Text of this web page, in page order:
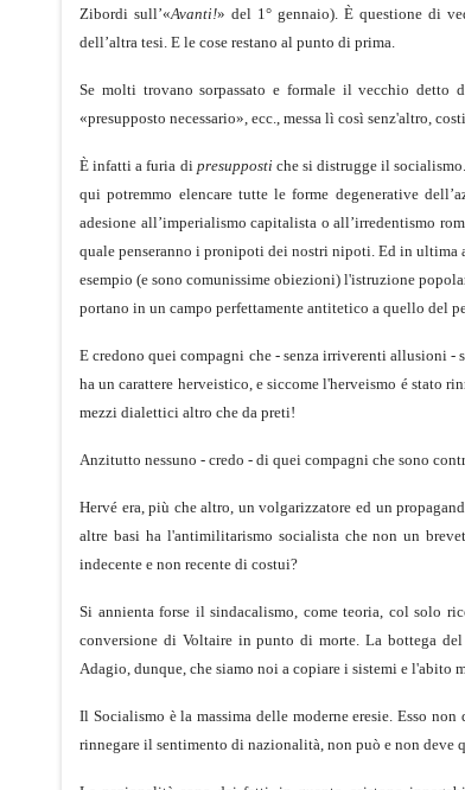
Zibordi sull’«Avanti!» del 1° gennaio). È questione di
dell’altra tesi. E le cose restano al punto di prima.
Se molti trovano sorpassato e formale il vecchio
«presupposto necessario», ecc., messa lì così senz'altro,
È infatti a furia di presupposti che si distrugge il
qui potremmo elencare tutte le forme degenerative
adesione all’imperialismo capitalista o all’irredentismo
quale penseranno i pronipoti dei nostri nipoti. Ed in ultima
esempio (e sono comunissime obiezioni) l'istruzione
portano in un campo perfettamente antitetico a quello del
E credono quei compagni che - senza irriverenti allusioni -
ha un carattere herveistico, e siccome l'herveismo é stato
mezzi dialettici altro che da preti!
Anzitutto nessuno - credo - di quei compagni che sono
Hervé era, più che altro, un volgarizzatore ed un
altre basi ha l'antimilitarismo socialista che non un
indecente e non recente di costui?
Si annienta forse il sindacalismo, come teoria, col solo
conversione di Voltaire in punto di morte. La bottega
Adagio, dunque, che siamo noi a copiare i sistemi e l'abito
Il Socialismo è la massima delle moderne eresie. Esso
rinnegare il sentimento di nazionalità, non può e non deve